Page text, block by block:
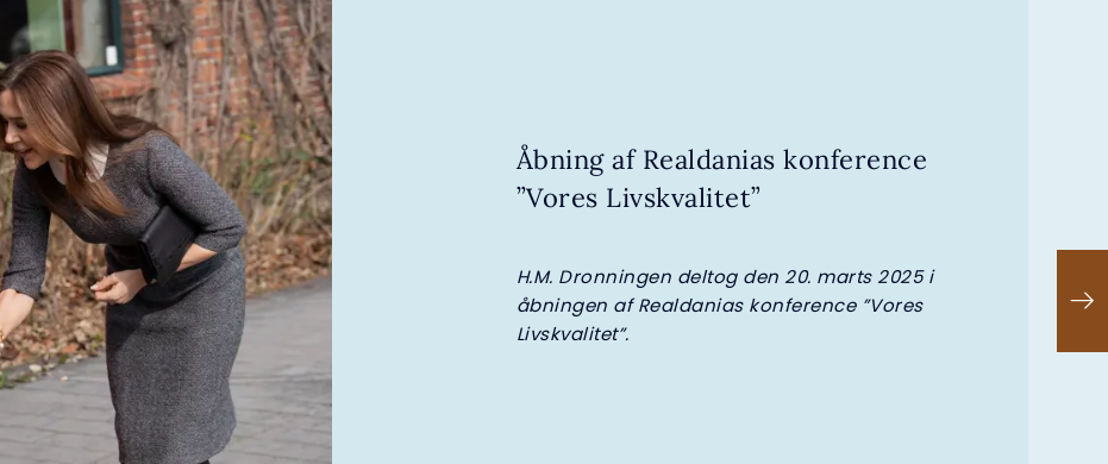
Åbning af Realdanias konference
”Vores Livskvalitet”
H.M. Dronningen deltog den 20. marts 2025 i
åbningen af Realdanias konference ”Vores
Livskvalitet”.